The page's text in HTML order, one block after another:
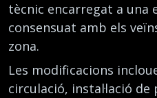
tècnic encarregat a una
consensuat amb els
zona.
Les modificacions
circulació, instal·lació